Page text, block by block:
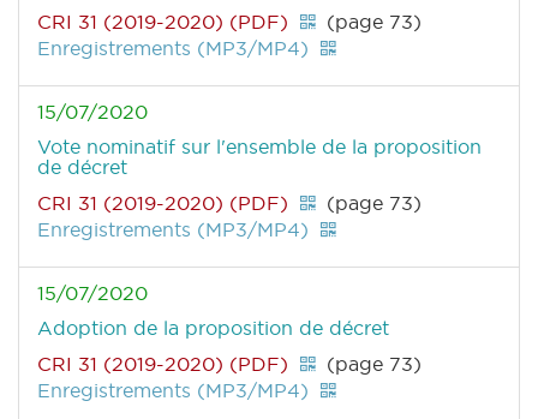
CRI 31 (2019-2020) (PDF)
(page 73)
Enregistrements (MP3/MP4)
15/07/2020
Vote nominatif sur l'ensemble de la proposition
de décret
CRI 31 (2019-2020) (PDF)
(page 73)
Enregistrements (MP3/MP4)
15/07/2020
Adoption de la proposition de décret
CRI 31 (2019-2020) (PDF)
(page 73)
Enregistrements (MP3/MP4)